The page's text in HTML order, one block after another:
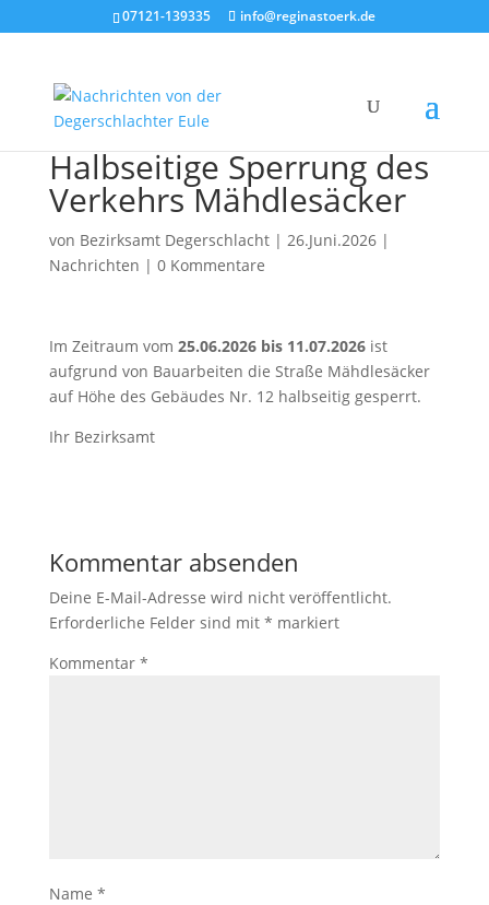
07121-139335 info@reginastoerk.de
Halbseitige Sperrung des
Verkehrs Mähdlesäcker
von Bezirksamt Degerschlacht| 26.Juni.2026|
Nachrichten | 0 Kommentare
Im Zeitraum vom 25.06.2026 bis 11.07.2026ist
aufgrund von Bauarbeiten die Straße Mähdlesäcker
auf Höhe des Gebäudes Nr. 12 halbseitig gesperrt.
Ihr Bezirksamt
Kommentar absenden
Deine E-Mail-Adresse wird nicht veröffentlicht.
Erforderliche Felder sind mit * markiert
Kommentar *
Name *